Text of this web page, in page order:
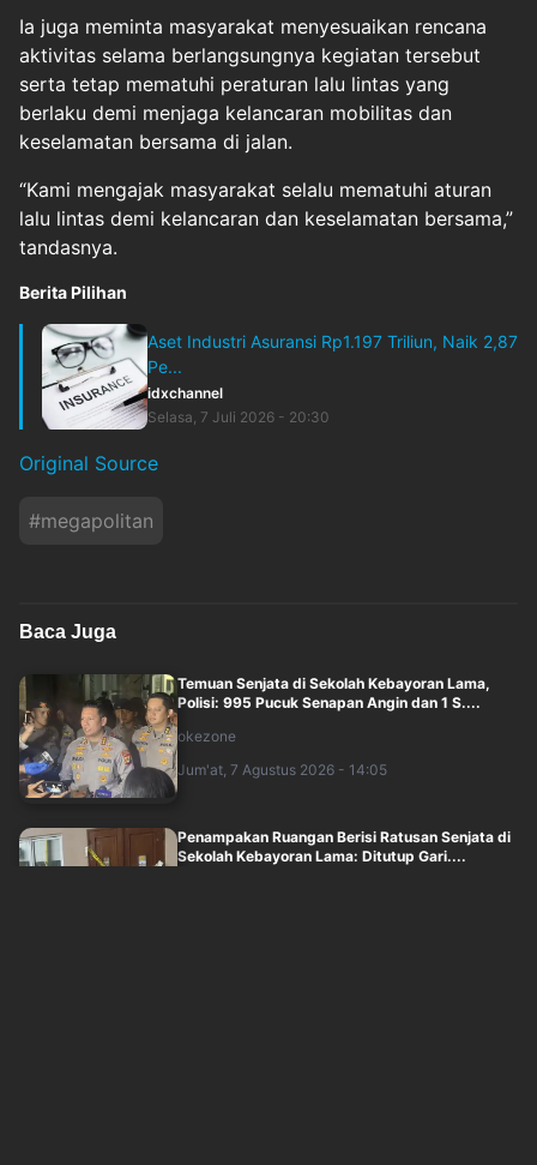
Ia juga meminta masyarakat menyesuaikan rencana
aktivitas selama berlangsungnya kegiatan tersebut
serta tetap mematuhi peraturan lalu lintas yang
berlaku demi menjaga kelancaran mobilitas dan
keselamatan bersama di jalan.
“Kami mengajak masyarakat selalu mematuhi aturan
lalu lintas demi kelancaran dan keselamatan bersama,”
tandasnya.
Berita Pilihan
Aset Industri Asuransi Rp1.197 Triliun, Naik 2,87
Pe...
idxchannel
Selasa, 7 Juli 2026 - 20:30
Original Source
#megapolitan
Baca Juga
Temuan Senjata di Sekolah Kebayoran Lama,
Polisi: 995 Pucuk Senapan Angin dan 1 S....
okezone
Jum'at, 7 Agustus 2026 - 14:05
Penampakan Ruangan Berisi Ratusan Senjata di
Sekolah Kebayoran Lama: Ditutup Gari....